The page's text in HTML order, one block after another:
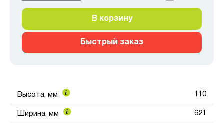
В корзину
Быстрый заказ
Высота, мм 110
Ширина, мм 621